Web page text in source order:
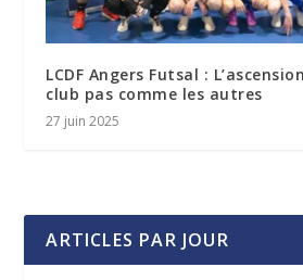
LCDF Angers Futsal :
club pas comme les autres
27 juin 2025
ARTICLES PAR JOUR